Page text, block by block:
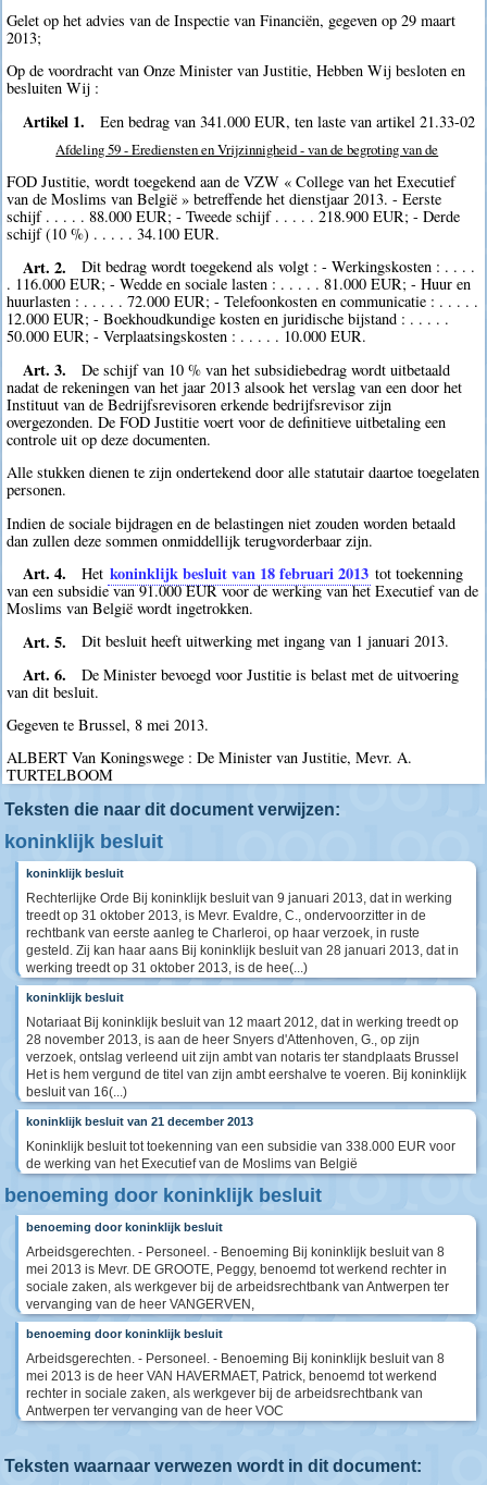
Gelet op het advies van de Inspectie van Financiën, gegeven op 29 maart
2013;
Op de voordracht van Onze Minister van Justitie, Hebben Wij besloten en
besluiten Wij :
Artikel 1. Een bedrag van 341.000 EUR, ten laste van artikel 21.33-02
Afdeling 59 - Erediensten en Vrijzinnigheid - van de begroting van de
FOD Justitie, wordt toegekend aan de VZW « College van het Executief
van de Moslims van België » betreffende het dienstjaar 2013. - Eerste
schijf . . . . . 88.000 EUR; - Tweede schijf . . . . . 218.900 EUR; - Derde
schijf (10 %) . . . . . 34.100 EUR.
Art. 2.
Dit bedrag wordt toegekend als volgt : - Werkingskosten : . . . .
. 116.000 EUR; - Wedde en sociale lasten : . . . . . 81.000 EUR; - Huur en
huurlasten : . . . . . 72.000 EUR; - Telefoonkosten en communicatie : . . . . .
12.000 EUR; - Boekhoudkundige kosten en juridische bijstand : . . . . .
50.000 EUR; - Verplaatsingskosten : . . . . . 10.000 EUR.
Art. 3.
De schijf van 10 % van het subsidiebedrag wordt uitbetaald
nadat de rekeningen van het jaar 2013 alsook het verslag van een door het
Instituut van de Bedrijfsrevisoren erkende bedrijfsrevisor zijn
overgezonden. De FOD Justitie voert voor de definitieve uitbetaling een
controle uit op deze documenten.
Alle stukken dienen te zijn ondertekend door alle statutair daartoe toegelaten
personen.
Indien de sociale bijdragen en de belastingen niet zouden worden betaald
dan zullen deze sommen onmiddellijk terugvorderbaar zijn.
Art. 4. Het koninklijk besluit van 18 februari 2013 tot toekenning
van een subsidie van 91.000 EUR voor de werking van het Executief van de
Moslims van België wordt ingetrokken.
Art. 5. Dit besluit heeft uitwerking met ingang van 1 januari 2013.
Art. 6.
De Minister bevoegd voor Justitie is belast met de uitvoering
van dit besluit.
Gegeven te Brussel, 8 mei 2013.
ALBERT Van Koningswege : De Minister van Justitie, Mevr. A.
TURTELBOOM
Teksten die naar dit document verwijzen:
koninklijk besluit
koninklijk besluit
Rechterlijke Orde Bij koninklijk besluit van 9 januari 2013, dat in werking
treedt op 31 oktober 2013, is Mevr. Evaldre, C., ondervoorzitter in de
rechtbank van eerste aanleg te Charleroi, op haar verzoek, in ruste
gesteld. Zij kan haar aans Bij koninklijk besluit van 28 januari 2013, dat in
werking treedt op 31 oktober 2013, is de hee(...)
koninklijk besluit
Notariaat Bij koninklijk besluit van 12 maart 2012, dat in werking treedt op
28 november 2013, is aan de heer Snyers d'Attenhoven, G., op zijn
verzoek, ontslag verleend uit zijn ambt van notaris ter standplaats Brussel
Het is hem vergund de titel van zijn ambt eershalve te voeren. Bij koninklijk
besluit van 16(...)
koninklijk besluit van 21 december 2013
Koninklijk besluit tot toekenning van een subsidie van 338.000 EUR voor
de werking van het Executief van de Moslims van België
benoeming door koninklijk besluit
benoeming door koninklijk besluit
Arbeidsgerechten. - Personeel. - Benoeming Bij koninklijk besluit van 8
mei 2013 is Mevr. DE GROOTE, Peggy, benoemd tot werkend rechter in
sociale zaken, als werkgever bij de arbeidsrechtbank van Antwerpen ter
vervanging van de heer VANGERVEN,
benoeming door koninklijk besluit
Arbeidsgerechten. - Personeel. - Benoeming Bij koninklijk besluit van 8
mei 2013 is de heer VAN HAVERMAET, Patrick, benoemd tot werkend
rechter in sociale zaken, als werkgever bij de arbeidsrechtbank van
Antwerpen ter vervanging van de heer VOC
Teksten waarnaar verwezen wordt in dit document: